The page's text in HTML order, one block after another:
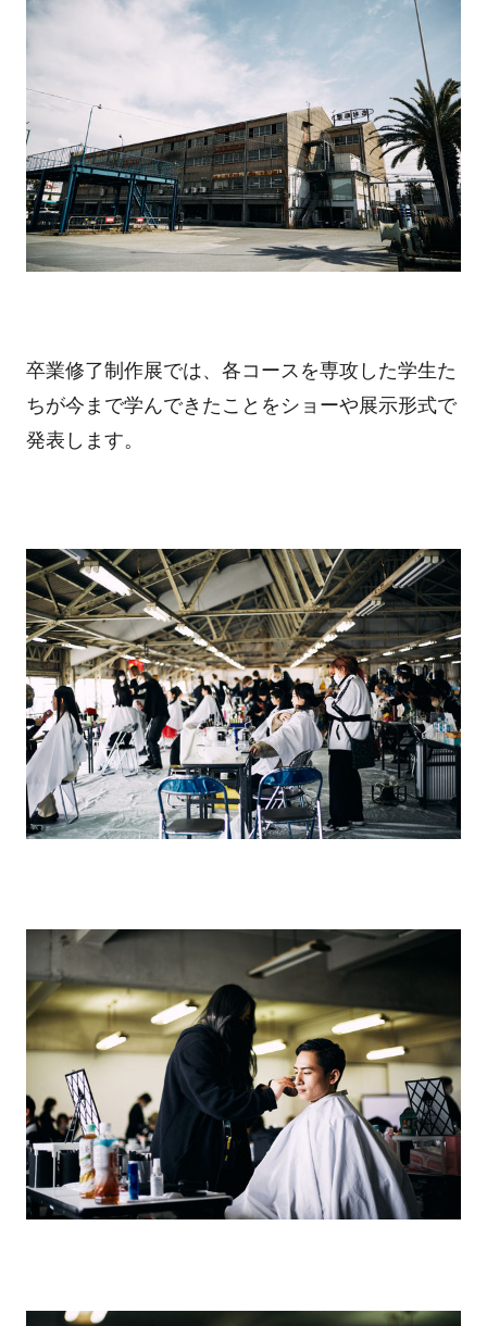
卒業修了制作展では、各コースを専攻した学生た
ちが今まで学んできたことをショーや展示形式で
発表します。